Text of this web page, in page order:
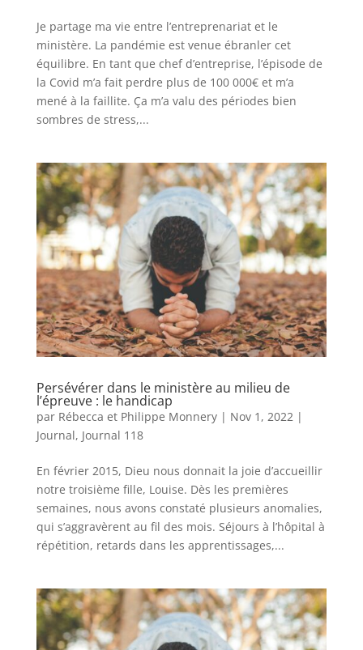
Je partage ma vie entre l’entreprenariat et le
ministère. La pandémie est venue ébranler cet
équilibre. En tant que chef d’entreprise, l’épisode de
la Covid m’a fait perdre plus de 100 000€ et m’a
mené à la faillite. Ça m’a valu des périodes bien
sombres de stress,...
Persévérer dans le ministère au milieu de
l’épreuve : le handicap
par Rébecca et Philippe Monnery| Nov 1, 2022|
Journal, Journal 118
En février 2015, Dieu nous donnait la joie d’accueillir
notre troisième fille, Louise. Dès les premières
semaines, nous avons constaté plusieurs anomalies,
qui s’aggravèrent au fil des mois. Séjours à l’hôpital à
répétition, retards dans les apprentissages,...